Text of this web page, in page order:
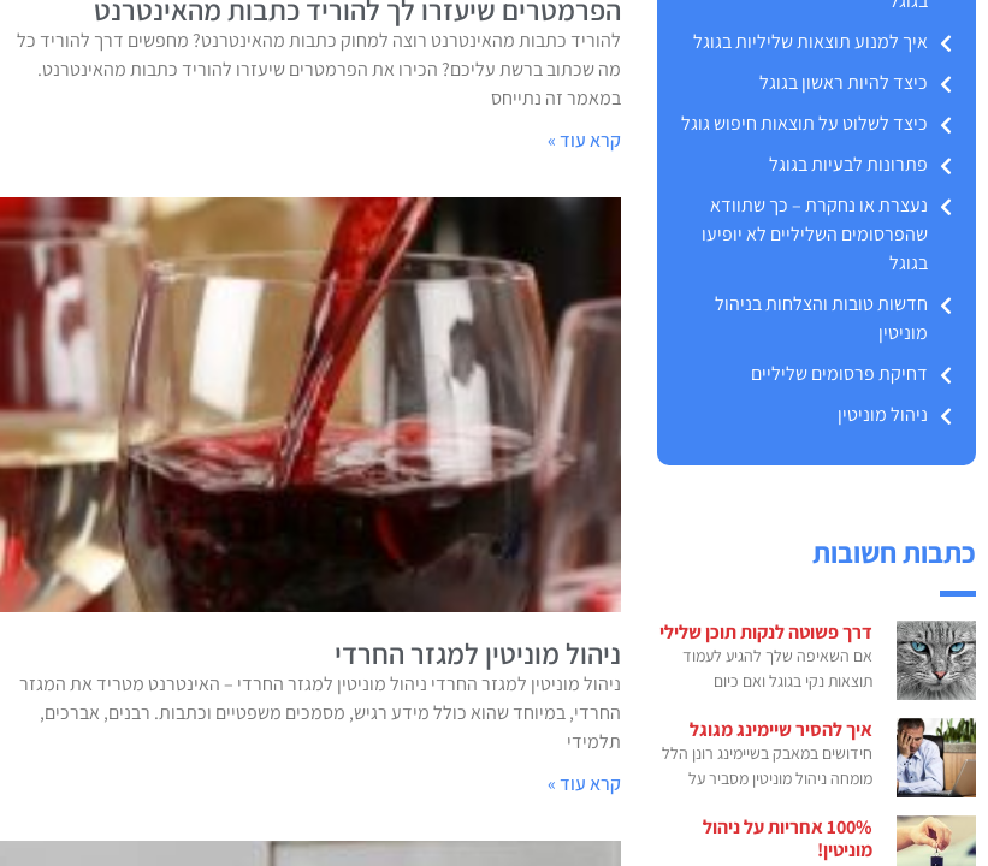
איך למנוע תוצאות שליליות בגוגל
כיצד להיות ראשון בגוגל
כיצד לשלוט על תוצאות חיפוש גוגל
פתרונות לבעיות בגוגל
נעצרת או נחקרת – כך שתוודא
שהפרסומים השליליים לא יופיעו
בגוגל
חדשות טובות והצלחות בניהול
מוניטין
דחיקת פרסומים שליליים
ניהול מוניטין
כתבות חשובות
דרך פשוטה לנקות תוכן שלילי
אם השאיפה שלך להגיע לעמוד
תוצאות נקי בגוגל ואם כיום
איך להסיר שיימינג מגוגל
חידושים במאבק בשיימינג רונן הלל
מומחה ניהול מוניטין מסביר על
100% אחריות על ניהול
מוניטין!
הפרמטרים שיעזרו לך להוריד כתבות מהאינטרנט
להוריד כתבות מהאינטרנט רוצה למחוק כתבות מהאינטרנט? מחפשים דרך להוריד כל
מה שכתוב ברשת עליכם? הכירו את הפרמטרים שיעזרו להוריד כתבות מהאינטרנט.
במאמר זה נתייחס
קרא עוד »
ניהול מוניטין למגזר החרדי
ניהול מוניטין למגזר החרדי ניהול מוניטין למגזר החרדי – האינטרנט מטריד את המגזר
החרדי, במיוחד שהוא כולל מידע רגיש, מסמכים משפטיים וכתבות. רבנים, אברכים,
תלמידי
קרא עוד »